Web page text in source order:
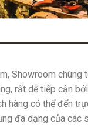
Showroom chúng
rất dễ tiếp cận
hàng có thể đến
đa dạng của các